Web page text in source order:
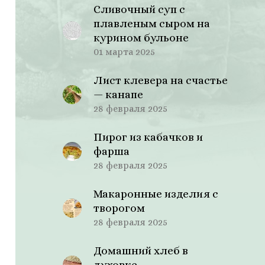
Сливочный суп с
плавленым сыром на
курином бульоне
01 марта 2025
Лист клевера на счастье
— канапе
28 февраля 2025
Пирог из кабачков и
фарша
28 февраля 2025
Макаронные изделия с
творогом
28 февраля 2025
Домашний хлеб в